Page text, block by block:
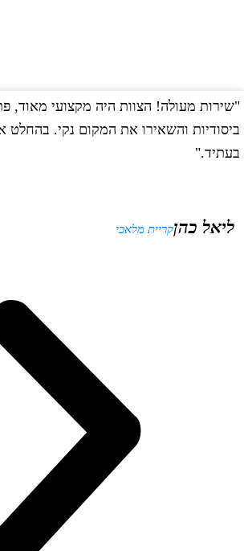
מעולה! הצוות היה מקצועי מאוד,
והשאירו את המקום נקי. בהחלט
ליאל כהןקריית מלאכי